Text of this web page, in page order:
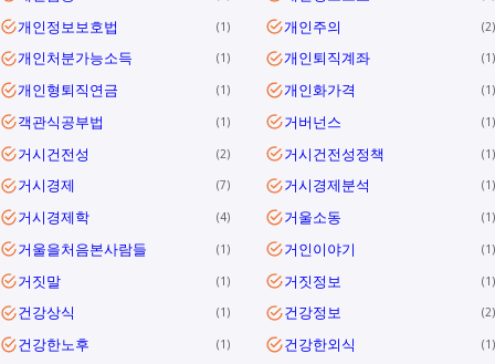
개인정보보호법 1 개인주의 2
개인처분가능소득 1 개인퇴직계좌 1
개인형퇴직연금 1 개인화가격 1
객관식공부법 1 거버넌스 1
거시건전성 2 거시건전성정책 1
거시경제 7 거시경제분석 1
거시경제학 4 거울소동 1
거울을처음본사람들 1 거인이야기 1
거짓말 1 거짓정보 1
건강상식 1 건강정보 2
건강한노후 1 건강한외식 1